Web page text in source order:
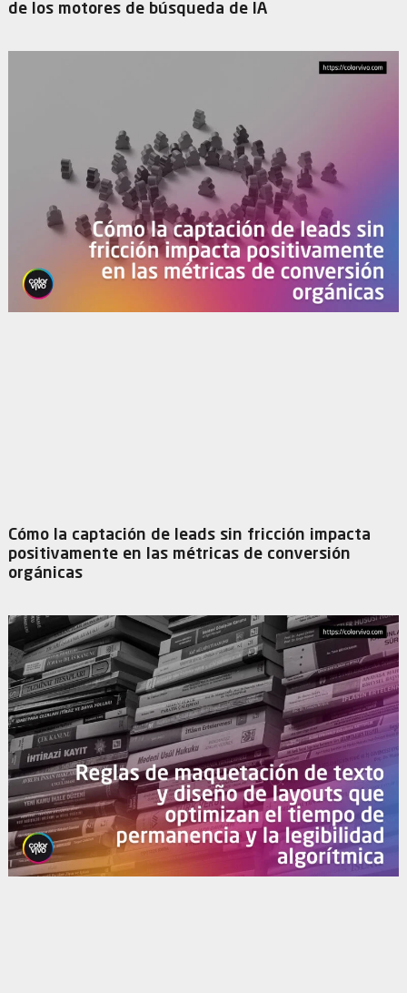
de los motores de búsqueda de IA
Cómo la captación de leads sin fricción impacta
positivamente en las métricas de conversión
orgánicas